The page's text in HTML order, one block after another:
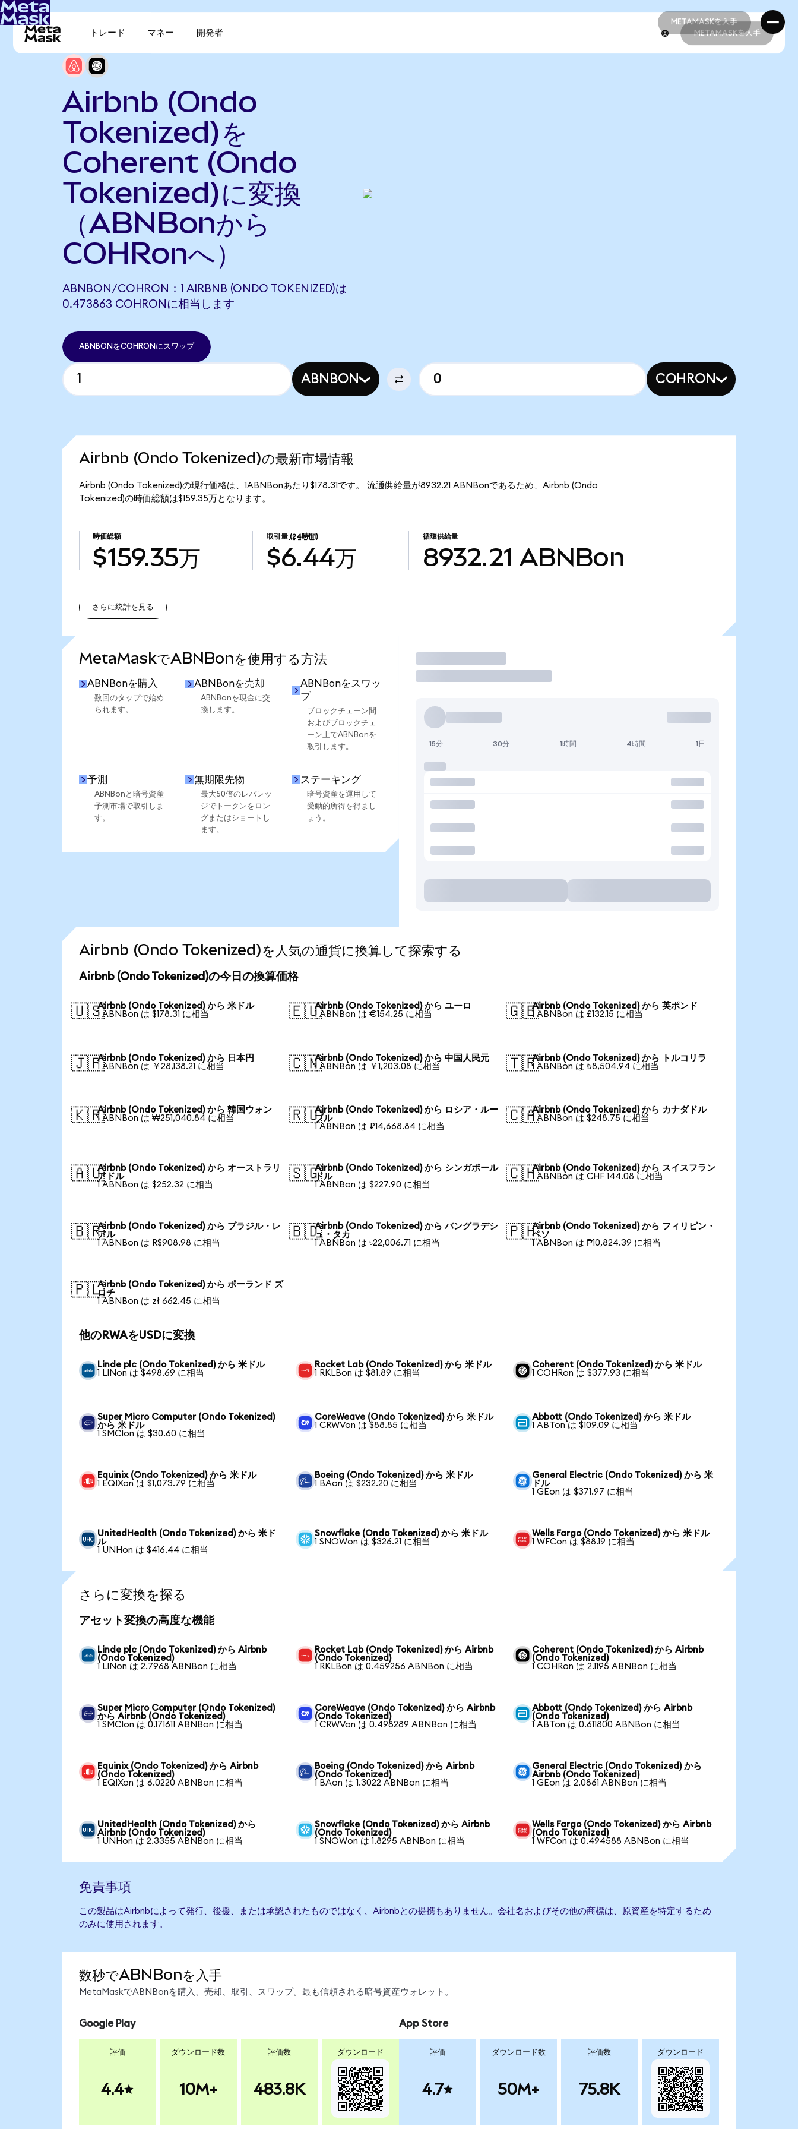
METAMASKを入手
METAMASKを入手
トレード マネー 開発者 METAMASKを入手
Airbnb (Ondo
Tokenized)を
Coherent (Ondo
Tokenized)に変換
（ABNBonから
COHRonへ）
ABNBON/COHRON：1 AIRBNB (ONDO TOKENIZED)は
0.473863 COHRONに相当します
ABNBONをCOHRONにスワップ
ABNBON COHRON
Airbnb (Ondo Tokenized)の最新市場情報
Airbnb (Ondo Tokenized)の現行価格は、1ABNBonあたり$178.31です。 流通供給量が8932.21 ABNBonであるため、Airbnb (Ondo
Tokenized)の時価総額は$159.35万となります。
時価総額
$159.35万
取引量 (24時間)
$6.44万
循環供給量
8932.21 ABNBon
さらに統計を見る
MetaMaskでABNBonを使用する方法
ABNBonを購入
数回のタップで始め
られます。
ABNBonを売却
ABNBonを現金に交
換します。
ABNBonをスワッ
プ
ブロックチェーン間
およびブロックチェ
ーン上でABNBonを
取引します。
予測
ABNBonと暗号資産
予測市場で取引しま
す。
無期限先物
最大50倍のレバレッ
ジでトークンをロン
グまたはショートし
ます。
ステーキング
暗号資産を運用して
受動的所得を得まし
ょう。
取引
15分 30分 1時間 4時間 1日
Airbnb (Ondo Tokenized)を人気の通貨に換算して探索する
Airbnb (Ondo Tokenized)の今日の換算価格
🇺🇸Airbnb (Ondo Tokenized) から 米ドル
1 ABNBon は $178.31 に相当
🇪🇺Airbnb (Ondo Tokenized) から ユーロ
1 ABNBon は €154.25 に相当
🇬🇧Airbnb (Ondo Tokenized) から 英ポンド
1 ABNBon は £132.15 に相当
🇯🇵Airbnb (Ondo Tokenized) から 日本円
1 ABNBon は ￥28,138.21 に相当
🇨🇳Airbnb (Ondo Tokenized) から 中国人民元
1 ABNBon は ￥1,203.08 に相当
🇹🇷Airbnb (Ondo Tokenized) から トルコリラ
1 ABNBon は ₺8,504.94 に相当
🇰🇷Airbnb (Ondo Tokenized) から 韓国ウォン
1 ABNBon は ₩251,040.84 に相当
🇷🇺Airbnb (Ondo Tokenized) から ロシア・ルー
ブル
1 ABNBon は ₽14,668.84 に相当
🇨🇦Airbnb (Ondo Tokenized) から カナダドル
1 ABNBon は $248.75 に相当
🇦🇺Airbnb (Ondo Tokenized) から オーストラリ
アドル
1 ABNBon は $252.32 に相当
🇸🇬Airbnb (Ondo Tokenized) から シンガポール
ドル
1 ABNBon は $227.90 に相当
🇨🇭Airbnb (Ondo Tokenized) から スイスフラン
1 ABNBon は CHF 144.08 に相当
🇧🇷Airbnb (Ondo Tokenized) から ブラジル・レ
アル
1 ABNBon は R$908.98 に相当
🇧🇩Airbnb (Ondo Tokenized) から バングラデシ
ュ・タカ
1 ABNBon は ৳22,006.71 に相当
🇵🇭Airbnb (Ondo Tokenized) から フィリピン・
ペソ
1 ABNBon は ₱10,824.39 に相当
🇵🇱Airbnb (Ondo Tokenized) から ポーランド ズ
ロチ
1 ABNBon は zł 662.45 に相当
他のRWAをUSDに変換
Linde plc (Ondo Tokenized) から 米ドル
1 LINon は $498.69 に相当
Rocket Lab (Ondo Tokenized) から 米ドル
1 RKLBon は $81.89 に相当
Coherent (Ondo Tokenized) から 米ドル
1 COHRon は $377.93 に相当
Super Micro Computer (Ondo Tokenized)
から 米ドル
1 SMCIon は $30.60 に相当
CoreWeave (Ondo Tokenized) から 米ドル
1 CRWVon は $88.85 に相当
Abbott (Ondo Tokenized) から 米ドル
1 ABTon は $109.09 に相当
Equinix (Ondo Tokenized) から 米ドル
1 EQIXon は $1,073.79 に相当
Boeing (Ondo Tokenized) から 米ドル
1 BAon は $232.20 に相当
General Electric (Ondo Tokenized) から 米
ドル
1 GEon は $371.97 に相当
UnitedHealth (Ondo Tokenized) から 米ド
ル
1 UNHon は $416.44 に相当
Snowflake (Ondo Tokenized) から 米ドル
1 SNOWon は $326.21 に相当
Wells Fargo (Ondo Tokenized) から 米ドル
1 WFCon は $88.19 に相当
さらに変換を探る
アセット変換の高度な機能
Linde plc (Ondo Tokenized) から Airbnb
(Ondo Tokenized)
1 LINon は 2.7968 ABNBon に相当
Rocket Lab (Ondo Tokenized) から Airbnb
(Ondo Tokenized)
1 RKLBon は 0.459256 ABNBon に相当
Coherent (Ondo Tokenized) から Airbnb
(Ondo Tokenized)
1 COHRon は 2.1195 ABNBon に相当
Super Micro Computer (Ondo Tokenized)
から Airbnb (Ondo Tokenized)
1 SMCIon は 0.171611 ABNBon に相当
CoreWeave (Ondo Tokenized) から Airbnb
(Ondo Tokenized)
1 CRWVon は 0.498289 ABNBon に相当
Abbott (Ondo Tokenized) から Airbnb
(Ondo Tokenized)
1 ABTon は 0.611800 ABNBon に相当
Equinix (Ondo Tokenized) から Airbnb
(Ondo Tokenized)
1 EQIXon は 6.0220 ABNBon に相当
Boeing (Ondo Tokenized) から Airbnb
(Ondo Tokenized)
1 BAon は 1.3022 ABNBon に相当
General Electric (Ondo Tokenized) から
Airbnb (Ondo Tokenized)
1 GEon は 2.0861 ABNBon に相当
UnitedHealth (Ondo Tokenized) から
Airbnb (Ondo Tokenized)
1 UNHon は 2.3355 ABNBon に相当
Snowflake (Ondo Tokenized) から Airbnb
(Ondo Tokenized)
1 SNOWon は 1.8295 ABNBon に相当
Wells Fargo (Ondo Tokenized) から Airbnb
(Ondo Tokenized)
1 WFCon は 0.494588 ABNBon に相当
免責事項
この製品はAirbnbによって発行、後援、または承認されたものではなく、Airbnbとの提携もありません。会社名およびその他の商標は、原資産を特定するため
のみに使用されます。
数秒でABNBonを入手
MetaMaskでABNBonを購入、売却、取引、スワップ。最も信頼される暗号資産ウォレット。
Google Play
評価
4.4
ダウンロード数
10M+
評価数
483.8K
ダウンロード
App Store
評価
4.7
ダウンロード数
50M+
評価数
75.8K
ダウンロード